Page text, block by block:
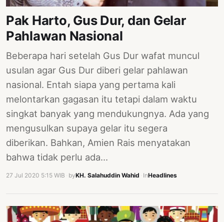
Pak Harto, Gus Dur, dan Gelar
Pahlawan Nasional
Beberapa hari setelah Gus Dur wafat muncul
usulan agar Gus Dur diberi gelar pahlawan
nasional. Entah siapa yang pertama kali
melontarkan gagasan itu tetapi dalam waktu
singkat banyak yang mendukungnya. Ada yang
mengusulkan supaya gelar itu segera
diberikan. Bahkan, Amien Rais menyatakan
bahwa tidak perlu ada…
27 Jul 2020 5:15 WIB byKH. Salahuddin Wahid InHeadlines